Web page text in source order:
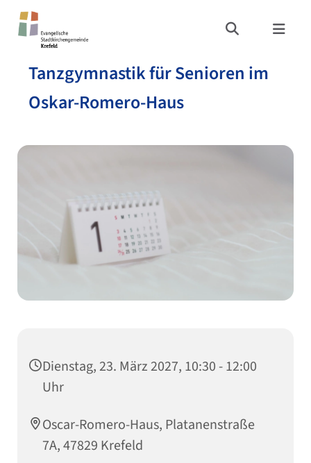
Tanzgymnastik für Senioren im
Oskar-Romero-Haus
Dienstag, 23. März 2027, 10:30 - 12:00
Uhr
Oscar-Romero-Haus, Platanenstraße
7A, 47829 Krefeld